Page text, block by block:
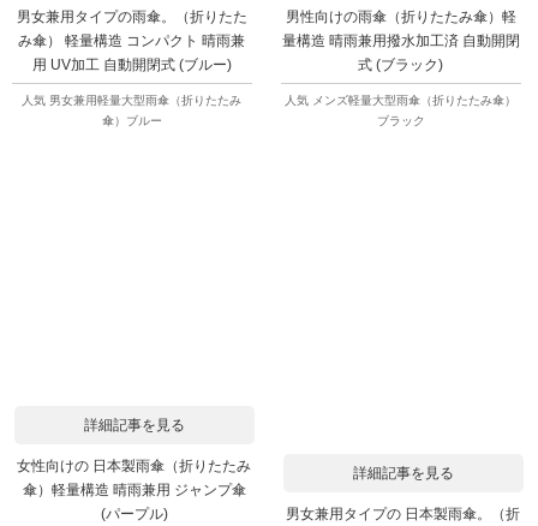
男女兼用タイプの雨傘。（折りたた
み傘） 軽量構造 コンパクト 晴雨兼
用 UV加工 自動開閉式 (ブルー)
人気 男女兼用軽量大型雨傘（折りたたみ
傘）ブルー
男性向けの雨傘（折りたたみ傘）軽
量構造 晴雨兼用撥水加工済 自動開閉
式 (ブラック)
人気 メンズ軽量大型雨傘（折りたたみ傘）
ブラック
詳細記事を見る
女性向けの 日本製雨傘（折りたたみ
傘）軽量構造 晴雨兼用 ジャンプ傘
(パープル)
詳細記事を見る
男女兼用タイプの 日本製雨傘。（折